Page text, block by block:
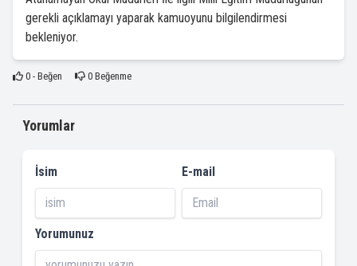
gerekli açıklamayı yaparak kamuoyunu bilgilendirmesi
bekleniyor.
0- Beğen 0Beğenme
Yorumlar
İsim E-mail
Yorumunuz